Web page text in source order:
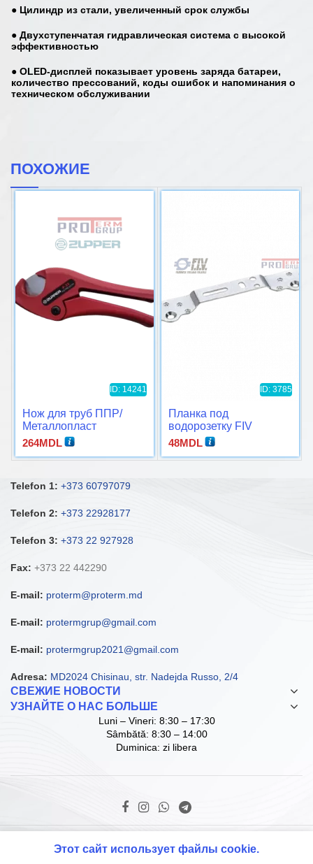
● Цилиндр из стали, увеличенный срок службы
● Двухступенчатая гидравлическая система с высокой
эффективностью
● OLED-дисплей показывает уровень заряда батареи,
количество прессований, коды ошибок и напоминания о
техническом обслуживании
ПОХОЖИЕ
ID: 14241
Нож для труб ППР/
Металлопласт
264MDL
ID: 3785
Планка под
водорозетку FIV
48MDL
Telefon 1: +373 60797079
Telefon 2: +373 22928177
Telefon 3: +373 22 927928
Fax: +373 22 442290
E-mail: proterm@proterm.md
E-mail: protermgrup@gmail.com
E-mail: protermgrup2021@gmail.com
Adresa: MD2024 Chisinau, str. Nadejda Russo, 2/4
СВЕЖИЕ НОВОСТИ
УЗНАЙТЕ О НАС БОЛЬШЕ
Luni – Vineri: 8:30 – 17:30
Sâmbătă: 8:30 – 14:00
Duminica: zi libera
© Copyright ProTerm Grup SRL. 2021 D.I.
Этот сайт использует файлы cookie.